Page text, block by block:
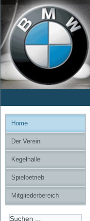
Home
Der Verein
Kegelhalle
Spielbetrieb
Mitgliederbereich